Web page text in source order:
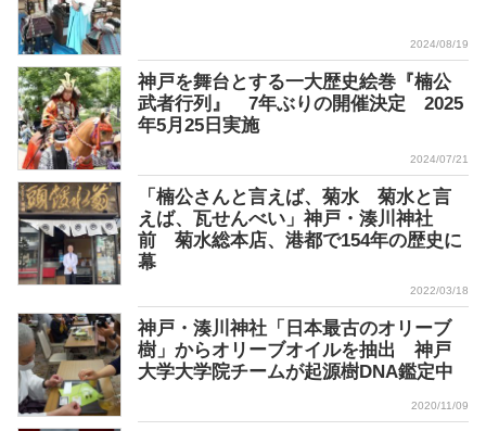
2024/08/19
神戸を舞台とする一大歴史絵巻『楠公
武者行列』 7年ぶりの開催決定 2025
年5月25日実施
2024/07/21
「楠公さんと言えば、菊水 菊水と言
えば、瓦せんべい」神戸・湊川神社
前 菊水総本店、港都で154年の歴史に
幕
2022/03/18
神戸・湊川神社「日本最古のオリーブ
樹」からオリーブオイルを抽出 神戸
大学大学院チームが起源樹DNA鑑定中
2020/11/09